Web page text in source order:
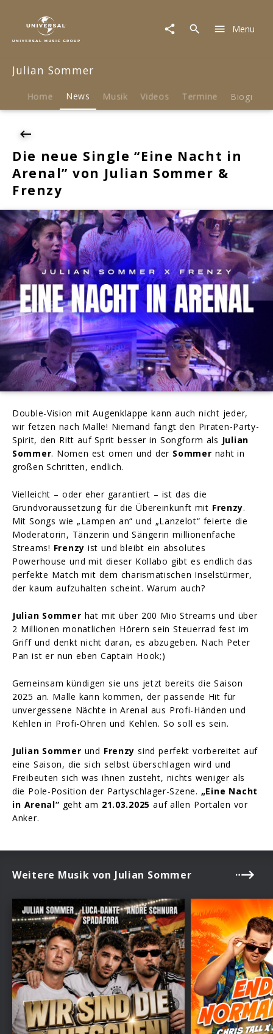
News
Die
"Eine
von
Julian
Sommer
Frenzy
Menu
Julian Sommer
Home News Musik Videos Termine Biografie
Die neue Single “Eine Nacht in
Arenal” von Julian Sommer &
Frenzy
Double-Vision mit Augenklappe kann auch nicht jeder,
wir fetzen nach Malle! Niemand fängt den Piraten-Party-
Spirit, den Ritt auf Sprit besser in Songform als Julian
Sommer. Nomen est omen und der Sommer naht in
großen Schritten, endlich.
Vielleicht – oder eher garantiert – ist das die
Grundvoraussetzung für die Übereinkunft mit Frenzy.
Mit Songs wie „Lampen an“ und „Lanzelot“ feierte die
Moderatorin, Tänzerin und Sängerin millionenfache
Streams! Frenzy ist und bleibt ein absolutes
Powerhouse und mit dieser Kollabo gibt es endlich das
perfekte Match mit dem charismatischen Inselstürmer,
der kaum aufzuhalten scheint. Warum auch?
Julian Sommer hat mit über 200 Mio Streams und über
2 Millionen monatlichen Hörern sein Steuerrad fest im
Griff und denkt nicht daran, es abzugeben. Nach Peter
Pan ist er nun eben Captain Hook;)
Gemeinsam kündigen sie uns jetzt bereits die Saison
2025 an. Malle kann kommen, der passende Hit für
unvergessene Nächte in Arenal aus Profi-Händen und
Kehlen in Profi-Ohren und Kehlen. So soll es sein.
Julian Sommer und Frenzy sind perfekt vorbereitet auf
eine Saison, die sich selbst überschlagen wird und
Freibeuten sich was ihnen zusteht, nichts weniger als
die Pole-Position der Partyschlager-Szene. „Eine Nacht
in Arenal“ geht am 21.03.2025 auf allen Portalen vor
Anker.
Weitere Musik von Julian Sommer